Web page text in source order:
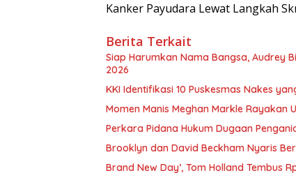
Kanker Payudara Lewat Langkah
Berita Terkait
Siap Harumkan Nama Bangsa, Audrey
2026
KKI Identifikasi 10 Puskesmas Nakes
Momen Manis Meghan Markle Rayakan
Perkara Pidana Hukum Dugaan
Brooklyn dan David Beckham Nyaris
Brand New Day’, Tom Holland Tembus